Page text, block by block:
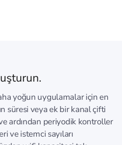
yoğun uygulamalar için en
süresi veya ek bir kanal çifti
ardından periyodik kontroller
ve istemci sayıları